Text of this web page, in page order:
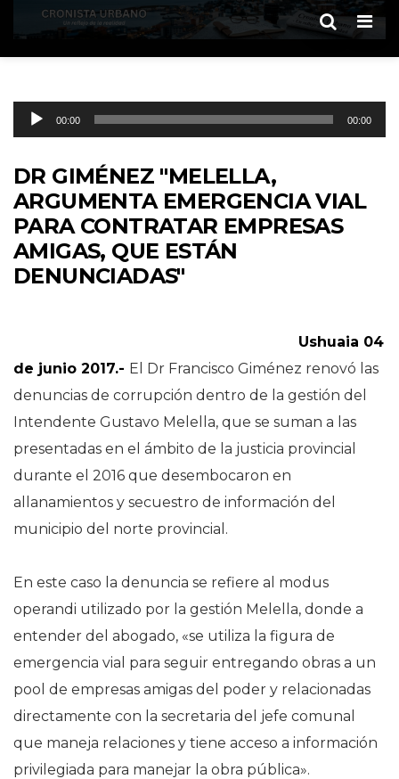
Reproductor
00:00 00:00
DR GIMÉNEZ "MELELLA,
ARGUMENTA EMERGENCIA VIAL
PARA CONTRATAR EMPRESAS
AMIGAS, QUE ESTÁN
DENUNCIADAS"
Ushuaia 04
de junio 2017.- El Dr Francisco Giménez renovó las
denuncias de corrupción dentro de la gestión del
Intendente Gustavo Melella, que se suman a las
presentadas en el ámbito de la justicia provincial
durante el 2016 que desembocaron en
allanamientos y secuestro de información del
municipio del norte provincial.
En este caso la denuncia se refiere al modus
operandi utilizado por la gestión Melella, donde a
entender del abogado, «se utiliza la figura de
emergencia vial para seguir entregando obras a un
pool de empresas amigas del poder y relacionadas
directamente con la secretaria del jefe comunal
que maneja relaciones y tiene acceso a información
privilegiada para manejar la obra pública».